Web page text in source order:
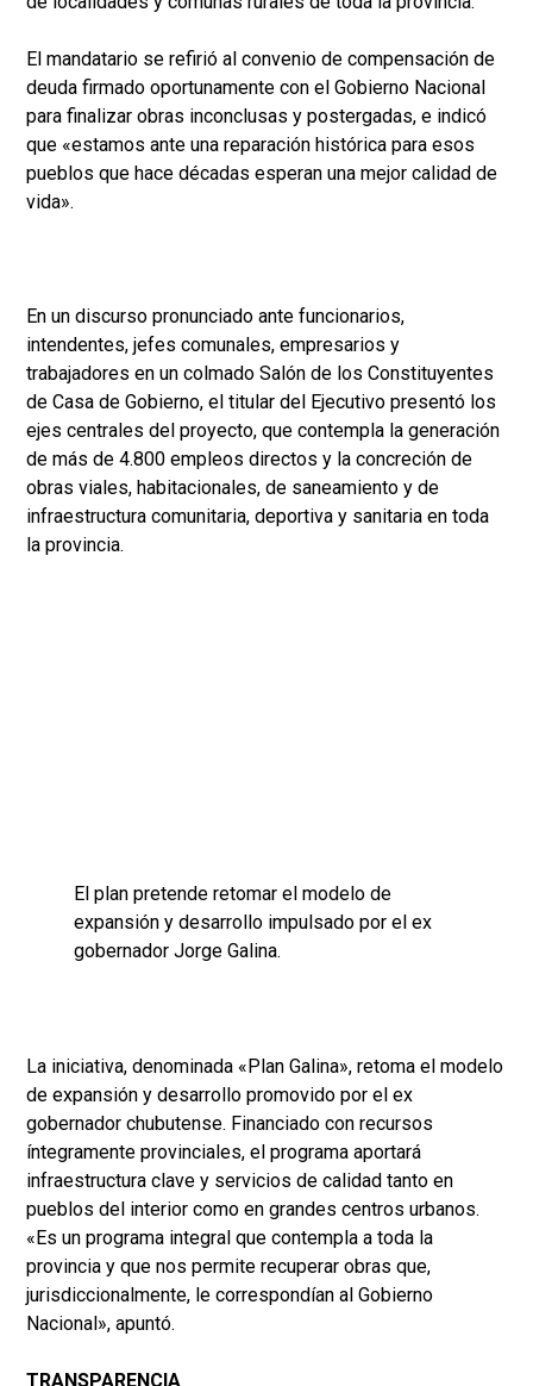
El mandatario se refirió al convenio de compensación de
deuda firmado oportunamente con el Gobierno Nacional
para finalizar obras inconclusas y postergadas, e indicó
que «estamos ante una reparación histórica para esos
pueblos que hace décadas esperan una mejor calidad de
vida».
En un discurso pronunciado ante funcionarios,
intendentes, jefes comunales, empresarios y
trabajadores en un colmado Salón de los Constituyentes
de Casa de Gobierno, el titular del Ejecutivo presentó los
ejes centrales del proyecto, que contempla la generación
de más de 4.800 empleos directos y la concreción de
obras viales, habitacionales, de saneamiento y de
infraestructura comunitaria, deportiva y sanitaria en toda
la provincia.
El plan pretende retomar el modelo de
expansión y desarrollo impulsado por el ex
gobernador Jorge Galina.
La iniciativa, denominada «Plan Galina», retoma el modelo
de expansión y desarrollo promovido por el ex
gobernador chubutense. Financiado con recursos
íntegramente provinciales, el programa aportará
infraestructura clave y servicios de calidad tanto en
pueblos del interior como en grandes centros urbanos.
«Es un programa integral que contempla a toda la
provincia y que nos permite recuperar obras que,
jurisdiccionalmente, le correspondían al Gobierno
Nacional», apuntó.
TRANSPARENCIA